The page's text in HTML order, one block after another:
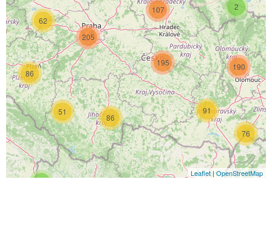
51
86
107
62
86
205
2
76
91
190
195
Leaflet | OpenStreetMap